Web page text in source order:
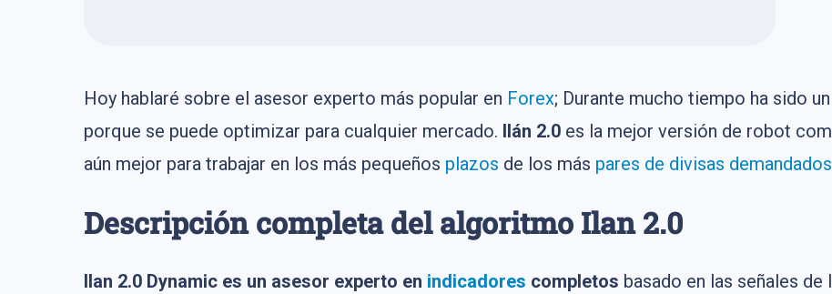
Hoy hablaré sobre el asesor experto más popular en Forex; Durante mucho tiempo ha sido
porque se puede optimizar para cualquier mercado. Ilán 2.0 es la mejor versión de robot
aún mejor para trabajar en los más pequeños plazos de los más pares de divisas demandados
Descripción completa del algoritmo Ilan 2.0
Ilan 2.0 Dynamic es un asesor experto en indicadores completos basado en las señales